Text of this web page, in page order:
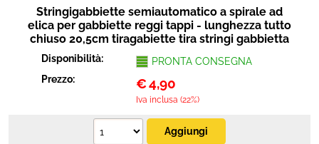
Stringigabbiette semiautomatico a spirale ad
elica per gabbiette reggi tappi - lunghezza tutto
chiuso 20,5cm tiragabiette tira stringi gabbietta
Disponibilità:
PRONTA CONSEGNA
Prezzo:
€4,90
Iva inclusa (22%)